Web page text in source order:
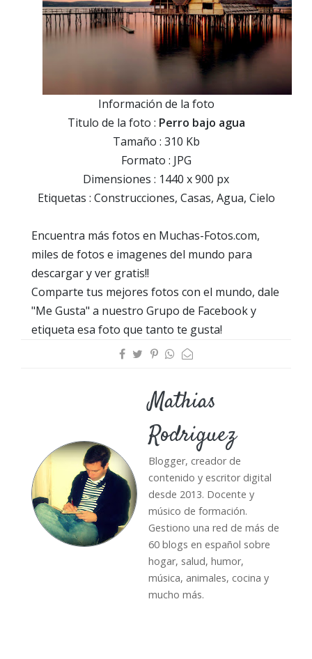
Información de la foto
Titulo de la foto : Perro bajo agua
Tamaño : 310 Kb
Formato : JPG
Dimensiones : 1440 x 900 px
Etiquetas : Construcciones, Casas, Agua, Cielo
Encuentra más fotos en Muchas-Fotos.com,
miles de fotos e imagenes del mundo para
descargar y ver gratis!!
Comparte tus mejores fotos con el mundo, dale
"Me Gusta" a nuestro Grupo de Facebook y
etiqueta esa foto que tanto te gusta!
Mathias
Rodriguez
Blogger, creador de
contenido y escritor digital
desde 2013. Docente y
músico de formación.
Gestiono una red de más de
60 blogs en español sobre
hogar, salud, humor,
música, animales, cocina y
mucho más.